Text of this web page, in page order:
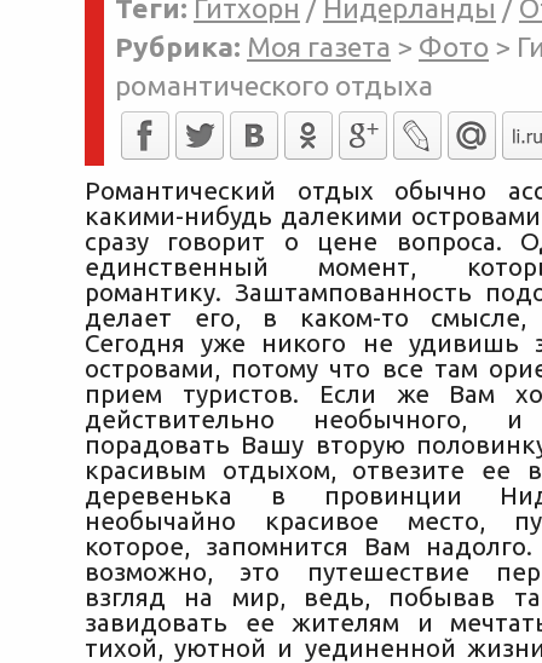
Теги: Гитхорн / Нидерланды /
Рубрика: Моя газета > Фото >
романтического отдыха
Романтический отдых обычно
какими-нибудь далекими
сразу говорит о цене вопроса.
единственный момент,
романтику. Заштампованность
делает его, в каком-то смысле,
Сегодня уже никого не удивишь
островами, потому что все там
прием туристов. Если же Вам
действительно необычного,
порадовать Вашу вторую
красивым отдыхом, отвезите ее
деревенька в провинции
необычайно красивое место,
которое, запомнится Вам
возможно, это путешествие
взгляд на мир, ведь, побывав
завидовать ее жителям и
тихой, уютной и уединенной